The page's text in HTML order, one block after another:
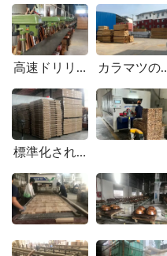
高速ドリリングマシン。 カラマツの木
標準化された包装ライン、高い出荷率。